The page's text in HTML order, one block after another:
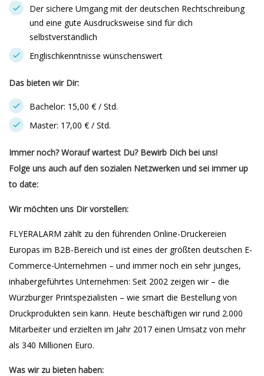
Der sichere Umgang mit der deutschen Rechtschreibung
und eine gute Ausdrucksweise sind für dich
selbstverständlich
Englischkenntnisse wünschenswert
Das bieten wir Dir:
Bachelor: 15,00 € / Std.
Master: 17,00 € / Std.
Immer noch? Worauf wartest Du? Bewirb Dich bei uns!
Folge uns auch auf den sozialen Netzwerken und sei immer up
to date:
Wir möchten uns Dir vorstellen:
FLYERALARM zählt zu den führenden Online-Druckereien
Europas im B2B-Bereich und ist eines der größten deutschen E-
Commerce-Unternehmen – und immer noch ein sehr junges,
inhabergeführtes Unternehmen: Seit 2002 zeigen wir – die
Würzburger Printspezialisten – wie smart die Bestellung von
Druckprodukten sein kann. Heute beschäftigen wir rund 2.000
Mitarbeiter und erzielten im Jahr 2017 einen Umsatz von mehr
als 340 Millionen Euro.
Was wir zu bieten haben: